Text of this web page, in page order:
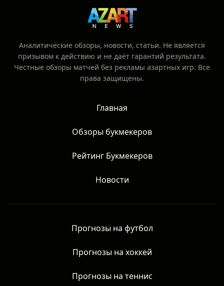
Аналитические обзоры, новости, статьи. Не является
призывом к действию и не даёт гарантий результата.
Честные обзоры матчей без рекламы азартных игр. Все
права защищены.
Главная
Обзоры букмекеров
Рейтинг Букмекеров
Новости
Прогнозы на футбол
Прогнозы на хоккей
Прогнозы на теннис